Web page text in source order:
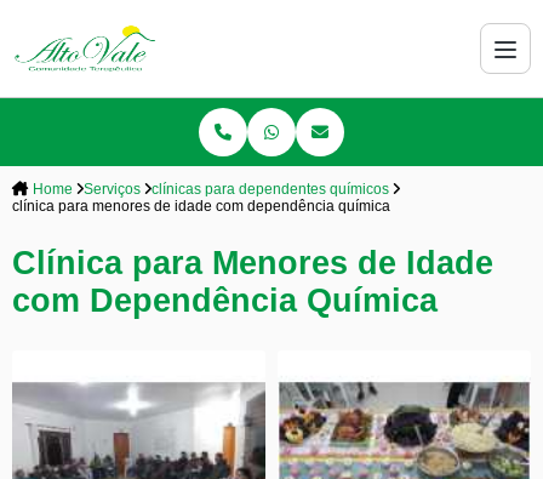
Home Serviços
clínicas para dependentes químicos
clínica para menores de idade com dependência química
Clínica para Menores de Idade
com Dependência Química